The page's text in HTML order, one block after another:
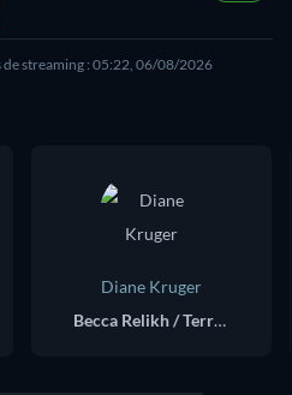
de streaming : 05:22, 06/08/2026
Diane Kruger
Becca Relikh / Terry Gelernt / Hunny